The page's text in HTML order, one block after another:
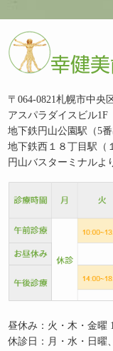
〒064-0821札幌市中央
アスパラダイスビル1F
地下鉄円山公園駅（5
地下鉄西１８丁目駅（
円山バスターミナルよ
昼休み：火・木・金曜
休診日：月・水・日曜